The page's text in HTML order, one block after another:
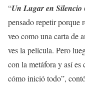
“Un Lugar en Silencio
pensado repetir porque
veo como una carta de
ves la película. Pero
con la metáfora y así es
cómo inició todo”,